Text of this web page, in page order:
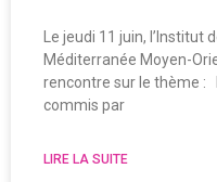
Le jeudi 11 juin, l’Institut
Méditerranée Moyen-
rencontre sur le thème :
commis par
LIRE LA SUITE